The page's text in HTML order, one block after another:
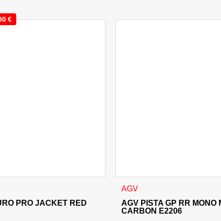
€
PRO JACKET RED
več različic. Možnosti lahko izberete na strani izdelka
AGV
AGV PISTA GP RR MONO
CARBON E2206
Ta izdelek ima več različic.